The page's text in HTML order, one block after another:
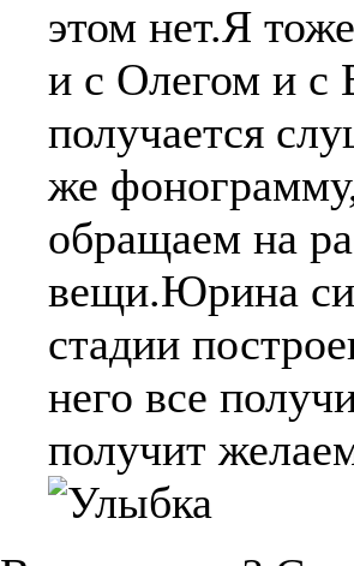
этом нет.Я
и с Олегом и
получается
же
обращаем на
вещи.Юрина
стадии
него все
получит